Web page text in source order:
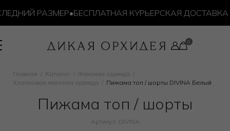
РАЗМЕР•БЕСПЛАТНАЯ КУРЬЕРСКАЯ ДОСТАВКА ОТ
Главная Каталог
Женская одежда
Хлопковая женская одежда
Пижама топ / шорты DIVINA Белый
Пижама топ / шорты
Артикул: DIVINA